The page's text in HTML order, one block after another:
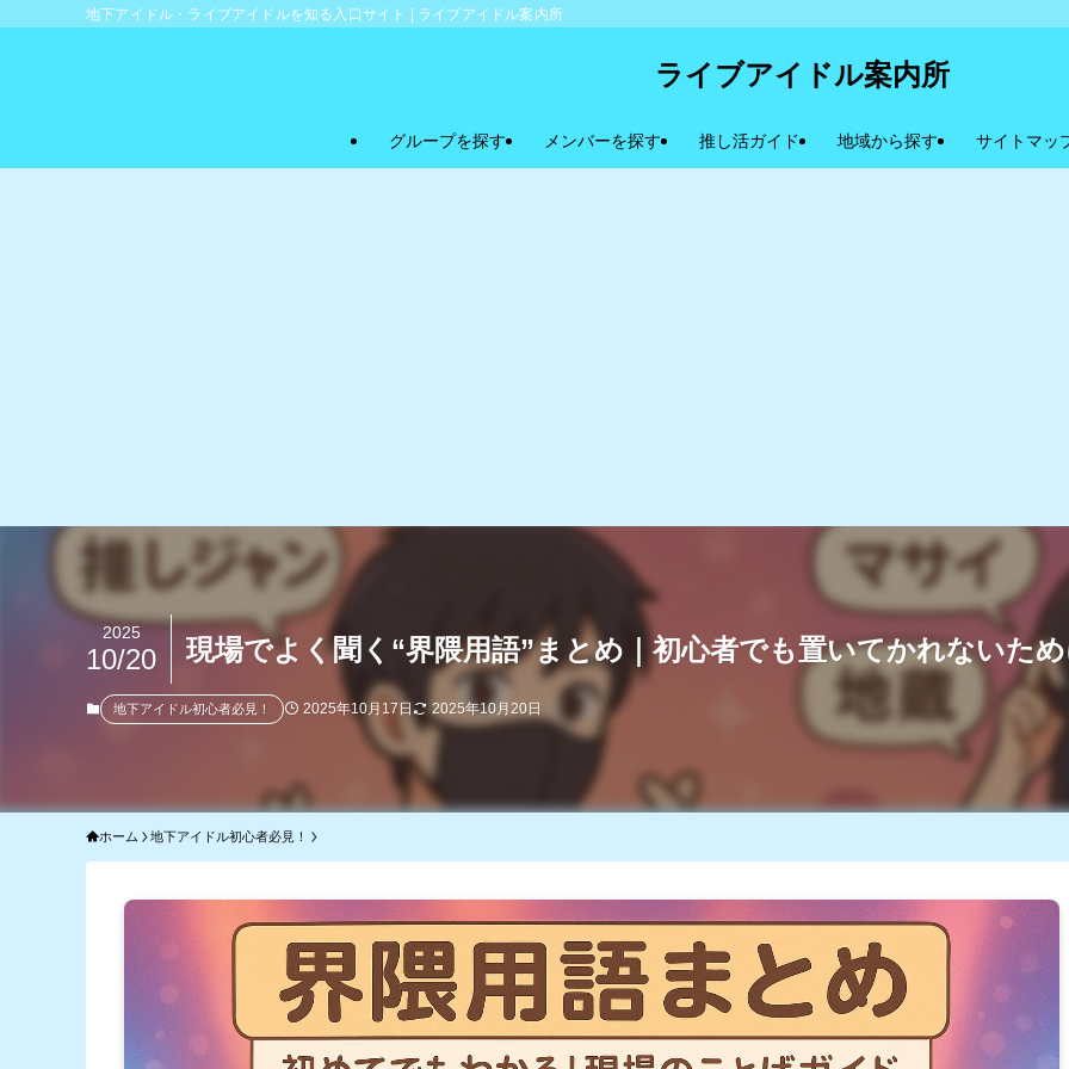
地下アイドル・ライブアイドルを知る入口サイト | ライブアイドル案内所
ライブアイドル案内所
グループを探す メンバーを探す 推し活ガイド 地域から探す サイトマッ
現場でよく聞く“界隈用語”まとめ｜初心者でも置いてかれないた
2025
10/20
地下アイドル初心者必見！ 2025年10月17日 2025年10月20日
ホーム 地下アイドル初心者必見！